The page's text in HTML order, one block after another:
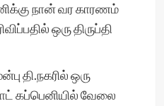
நான் வர காரணம்
ஒரு திருப்தி
தி.நகரில் ஒரு
கப்பெனியில் வேலை